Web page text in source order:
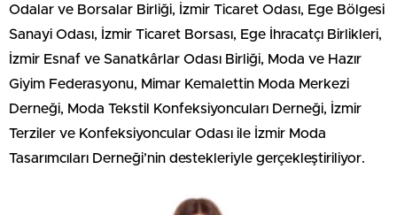
Odalar ve Borsalar Birliği, İzmir Ticaret Odası, Ege Bölgesi
Sanayi Odası, İzmir Ticaret Borsası, Ege İhracatçı Birlikleri,
İzmir Esnaf ve Sanatkârlar Odası Birliği, Moda ve Hazır
Giyim Federasyonu, Mimar Kemalettin Moda Merkezi
Derneği, Moda Tekstil Konfeksiyoncuları Derneği, İzmir
Terziler ve Konfeksiyoncular Odası ile İzmir Moda
Tasarımcıları Derneği’nin destekleriyle gerçekleştiriliyor.